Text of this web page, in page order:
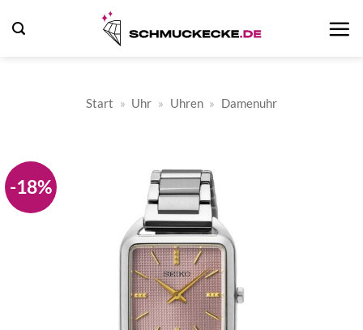
Inhalt
Start » Uhr » Uhren » Damenuhr
-18%